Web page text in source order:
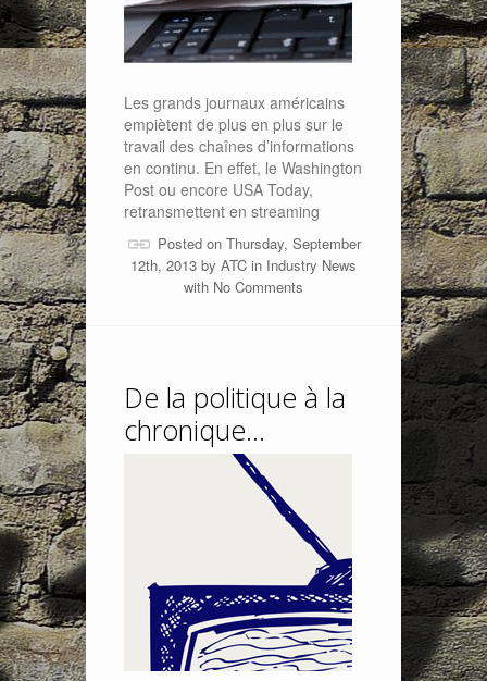
Les grands journaux américains
empiètent de plus en plus sur le
travail des chaînes d’informations
en continu. En effet, le Washington
Post ou encore USA Today,
retransmettent en streaming
Posted on Thursday, September
12th, 2013 by ATC in Industry News
with No Comments
De la politique à la
chronique…